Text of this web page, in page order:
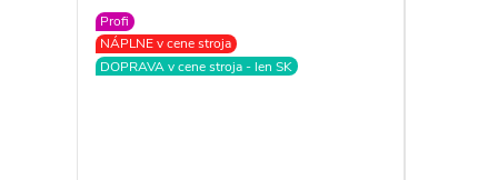
Profi
NÁPLNE v cene stroja
DOPRAVA v cene stroja - len SK